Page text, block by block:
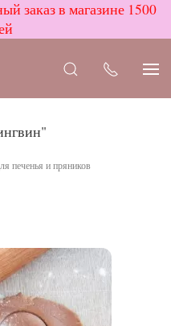
заказ в магазине 1500
печенья и пряников